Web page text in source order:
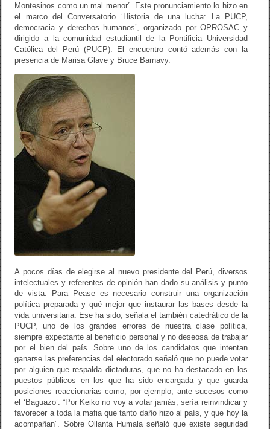
Montesinos como un mal menor”. Este pronunciamiento lo hizo en
el marco del Conversatorio ‘Historia de una lucha: La PUCP,
democracia y derechos humanos’, organizado por OPROSAC y
dirigido a la comunidad estudiantil de la Pontificia Universidad
Católica del Perú (PUCP). El encuentro contó además con la
presencia de Marisa Glave y Bruce Barnavy.
A pocos días de elegirse al nuevo presidente del Perú, diversos
intelectuales y referentes de opinión han dado su análisis y punto
de vista. Para Pease es necesario construir una organización
política preparada y qué mejor que instaurar las bases desde la
vida universitaria. Ese ha sido, señala el también catedrático de la
PUCP, uno de los grandes errores de nuestra clase política,
siempre expectante al beneficio personal y no deseosa de trabajar
por el bien del país. Sobre uno de los candidatos que intentan
ganarse las preferencias del electorado señaló que no puede votar
por alguien que respalda dictaduras, que no ha destacado en los
puestos públicos en los que ha sido encargada y que guarda
posiciones reaccionarias como, por ejemplo, ante sucesos como
el ‘Baguazo’. “Por Keiko no voy a votar jamás, sería reinvindicar y
favorecer a toda la mafia que tanto daño hizo al país, y que hoy la
acompañan”. Sobre Ollanta Humala señaló que existe seguridad